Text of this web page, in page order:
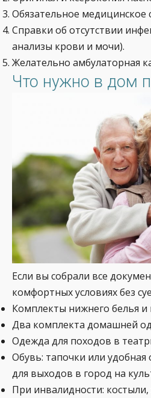
Обязательное медицинское
Справки об отсутствии
анализы крови и мочи).
Желательно амбулаторная
Что нужно в дом
Если вы собрали все
комфортных условиях без
Комплекты нижнего белья и
Два комплекта домашней
Одежда для походов в
Обувь: тапочки или
для выходов в город на
При инвалидности: костыли,